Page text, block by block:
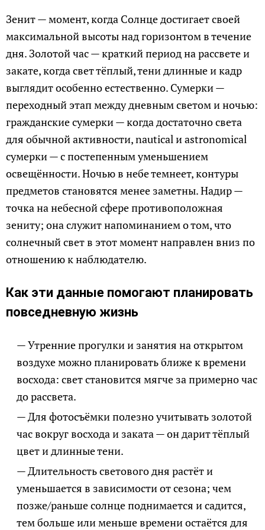
Зенит — момент, когда Солнце достигает своей
максимальной высоты над горизонтом в течение
дня. Золотой час — краткий период на рассвете и
закате, когда свет тёплый, тени длинные и кадр
выглядит особенно естественно. Сумерки —
переходный этап между дневным светом и ночью:
гражданские сумерки — когда достаточно света
для обычной активности, nautical и astronomical
сумерки — с постепенным уменьшением
освещённости. Ночью в небе темнеет, контуры
предметов становятся менее заметны. Надир —
точка на небесной сфере противоположная
зениту; она служит напоминанием о том, что
солнечный свет в этот момент направлен вниз по
отношению к наблюдателю.
Как эти данные помогают планировать
повседневную жизнь
Утренние прогулки и занятия на открытом
воздухе можно планировать ближе к времени
восхода: свет становится мягче за примерно час
до рассвета.
Для фотосъёмки полезно учитывать золотой
час вокруг восхода и заката — он дарит тёплый
цвет и длинные тени.
Длительность светового дня растёт и
уменьшается в зависимости от сезона; чем
позже/раньше солнце поднимается и садится,
тем больше или меньше времени остаётся для